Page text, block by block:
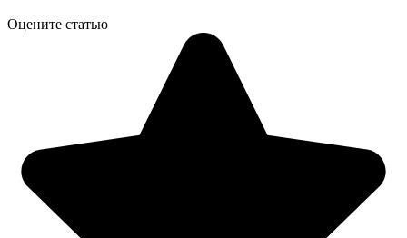
Оцените статью